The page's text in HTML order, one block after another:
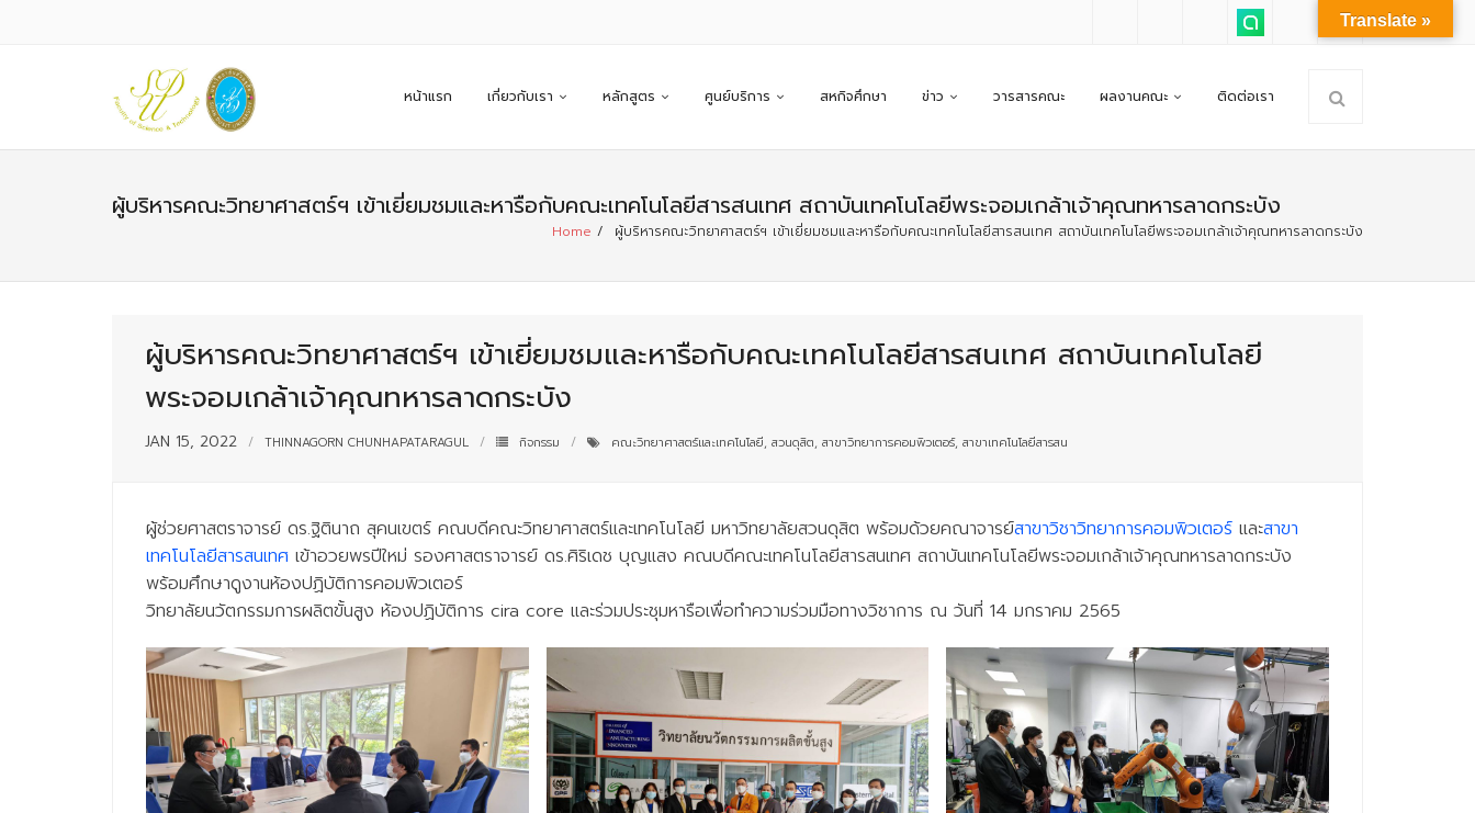
หน้าแรก เกี่ยวกับเรา หลักสูตร ศูนย์บริการ สหกิจศึกษา ข่าว วารสารคณะ ผลงานคณะ ติดต่อเรา
ผู้บริหารคณะวิทยาศาสตร์ฯ เข้าเยี่ยมชมและหารือกับคณะเทคโนโลยีสารสนเทศ สถาบันเทคโนโลยีพระจอมเกล้าเจ้าคุณทหารลาดกระบัง
Home / ผู้บริหารคณะวิทยาศาสตร์ฯ เข้าเยี่ยมชมและหารือกับคณะเทคโนโลยีสารสนเทศ สถาบันเทคโนโลยีพระจอมเกล้าเจ้าคุณทหารลาดกระบัง
ผู้บริหารคณะวิทยาศาสตร์ฯ เข้าเยี่ยมชมและหารือกับคณะเทคโนโลยีสารสนเทศ สถาบันเทคโนโลยี
พระจอมเกล้าเจ้าคุณทหารลาดกระบัง
JAN 15, 2022 THINNAGORN CHUNHAPATARAGUL กิจกรรม คณะวิทยาศาสตร์และเทคโนโลยี, สวนดุสิต, สาขาวิทยาการคอมพิวเตอร์, สาขาเทคโนโลยีสารสน
ผู้ช่วยศาสตราจารย์ ดร.ฐิตินาถ สุคนเขตร์ คณบดีคณะวิทยาศาสตร์และเทคโนโลยี มหาวิทยาลัยสวนดุสิต พร้อมด้วยคณาจารย์สาขาวิชาวิทยาการคอมพิวเตอร์ และสาขา
เทคโนโลยีสารสนเทศ เข้าอวยพรปีใหม่ รองศาสตราจารย์ ดร.ศิริเดช บุญแสง คณบดีคณะเทคโนโลยีสารสนเทศ สถาบันเทคโนโลยีพระจอมเกล้าเจ้าคุณทหารลาดกระบัง
พร้อมศึกษาดูงานห้องปฏิบัติการคอมพิวเตอร์
วิทยาลัยนวัตกรรมการผลิตขั้นสูง ห้องปฏิบัติการ cira core และร่วมประชุมหารือเพื่อทำความร่วมมือทางวิชาการ ณ วันที่ 14 มกราคม 2565
Translate »